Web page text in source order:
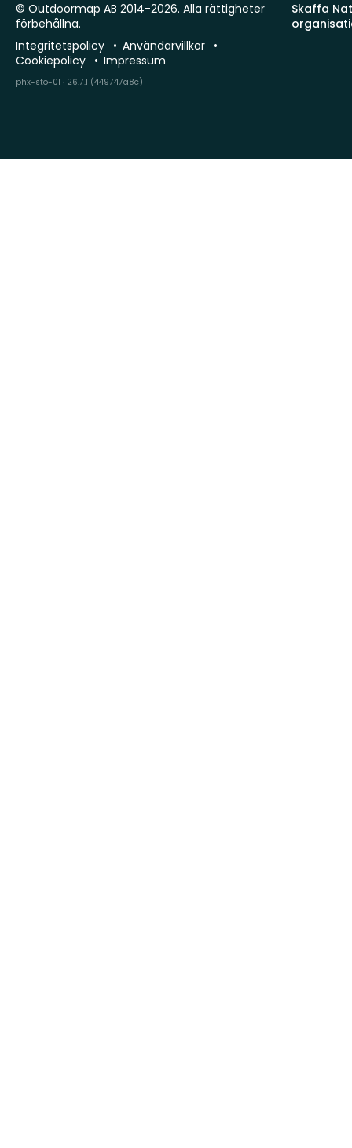
Skaffa
© Outdoormap AB 2014-2026. Alla rättigheter
förbehållna.
Integritetspolicy
Användarvillkor
Cookiepolicy
Impressum
phx-sto-01 · 26.7.1 (449747a8c)